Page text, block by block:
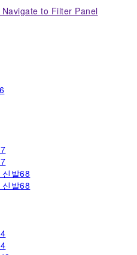
to Filter Panel
신발68
신발68